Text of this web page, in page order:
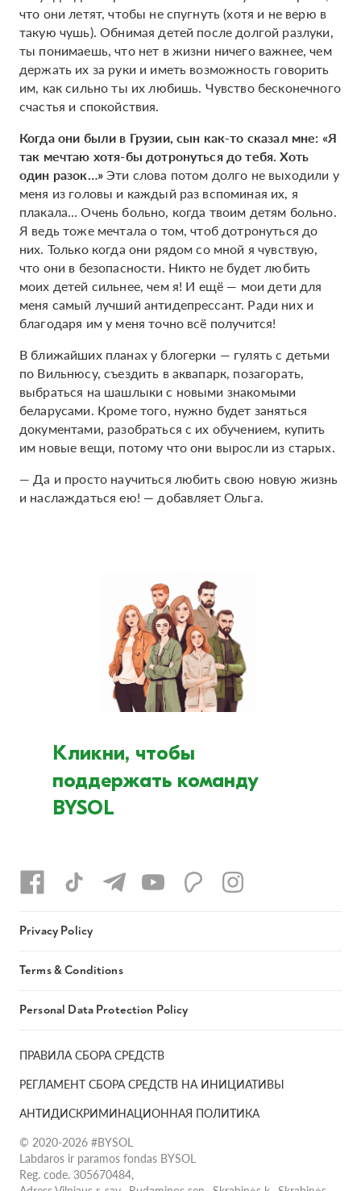
что они летят, чтобы не спугнуть (хотя и не верю в
такую чушь). Обнимая детей после долгой разлуки,
ты понимаешь, что нет в жизни ничего важнее, чем
держать их за руки и иметь возможность говорить
им, как сильно ты их любишь. Чувство бесконечного
счастья и спокойствия.
Когда они были в Грузии, сын как-то сказал мне: «Я
так мечтаю хотя-бы дотронуться до тебя. Хоть
один разок…»Эти слова потом долго не выходили у
меня из головы и каждый раз вспоминая их, я
плакала… Очень больно, когда твоим детям больно.
Я ведь тоже мечтала о том, чтоб дотронуться до
них. Только когда они рядом со мной я чувствую,
что они в безопасности. Никто не будет любить
моих детей сильнее, чем я! И ещё — мои дети для
меня самый лучший антидепрессант. Ради них и
благодаря им у меня точно всё получится!
В ближайших планах у блогерки — гулять с детьми
по Вильнюсу, съездить в аквапарк, позагорать,
выбраться на шашлыки с новыми знакомыми
беларусами. Кроме того, нужно будет заняться
документами, разобраться с их обучением, купить
им новые вещи, потому что они выросли из старых.
— Да и просто научиться любить свою новую жизнь
и наслаждаться ею! — добавляет Ольга.
Кликни, чтобы
поддержать команду
BYSOL
ПРАВИЛА СБОРА СРЕДСТВ
РЕГЛАМЕНТ СБОРА СРЕДСТВ НА ИНИЦИАТИВЫ
АНТИДИСКРИМИНАЦИОННАЯ ПОЛИТИКА
© 2020-2026 #BYSOL
Labdaros ir paramos fondas BYSOL
Reg. code. 305670484,
Privacy Policy
Terms & Conditions
Personal Data Protection Policy